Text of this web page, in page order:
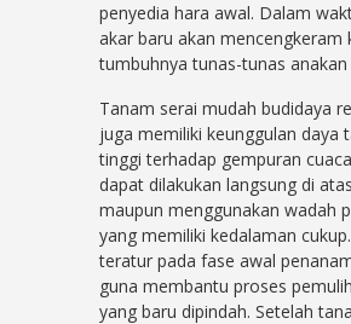
penyedia hara awal. Dalam
akar baru akan mencengkeram
tumbuhnya tunas-tunas anakan
Tanam serai mudah budidaya
juga memiliki keunggulan daya
tinggi terhadap gempuran
dapat dilakukan langsung di
maupun menggunakan wadah
yang memiliki kedalaman
teratur pada fase awal
guna membantu proses
yang baru dipindah. Setelah